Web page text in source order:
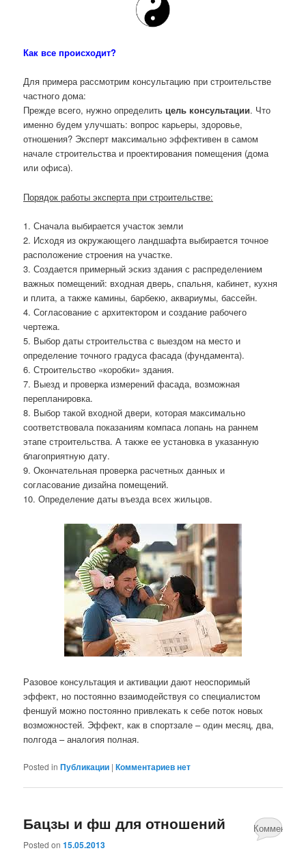
Как все происходит?
Для примера рассмотрим консультацию при строительстве
частного дома:
Прежде всего, нужно определить цель консультации. Что
именно будем улучшать: вопрос карьеры, здоровье,
отношения? Эксперт максимально эффективен в самом
начале строительства и проектирования помещения (дома
или офиса).
Порядок работы эксперта при строительстве:
1. Сначала выбирается участок земли
2. Исходя из окружающего ландшафта выбирается точное
расположение строения на участке.
3. Создается примерный эскиз здания с распределением
важных помещений: входная дверь, спальня, кабинет, кухня
и плита, а также камины, барбекю, аквариумы, бассейн.
4. Согласование с архитектором и создание рабочего
чертежа.
5. Выбор даты строительства с выездом на место и
определение точного градуса фасада (фундамента).
6. Строительство «коробки» здания.
7. Выезд и проверка измерений фасада, возможная
перепланировка.
8. Выбор такой входной двери, которая максимально
соответствовала показаниям компаса лопань на раннем
этапе строительства. А также ее установка в указанную
благоприятную дату.
9. Окончательная проверка расчетных данных и
согласование дизайна помещений.
10. Определение даты въезда всех жильцов.
Разовое консультация и активации дают неоспоримый
эффект, но постоянно взаимодействуя со специалистом
феншуй можно постоянно привлекать к себе поток новых
возможностей. Эффект, как в спортзале – один месяц, два,
полгода – аналогия полная.
Posted in Публикации |Комментариев нет
Бацзы и фш для отношений
Posted on15.05.2013